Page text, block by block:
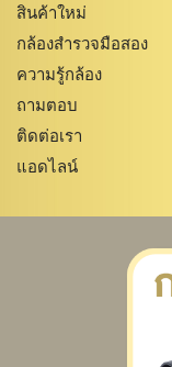
สินค้าใหม่
กล้องสำรวจมือสอง
ความรู้กล้อง
ถามตอบ
ติดต่อเรา
แอดไลน์